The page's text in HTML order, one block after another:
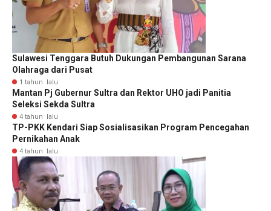
Sulawesi Tenggara Butuh Dukungan Pembangunan Sarana
Olahraga dari Pusat
1 tahun lalu
Mantan Pj Gubernur Sultra dan Rektor UHO jadi Panitia
Seleksi Sekda Sultra
4 tahun lalu
TP-PKK Kendari Siap Sosialisasikan Program Pencegahan
Pernikahan Anak
4 tahun lalu